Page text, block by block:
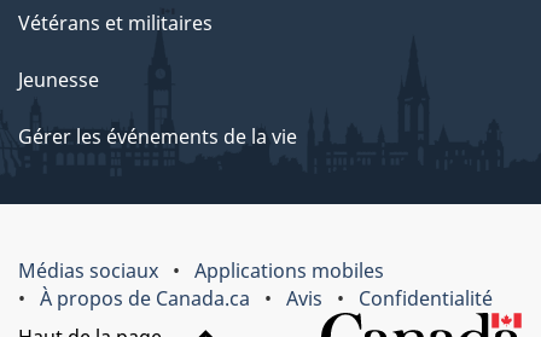
Vétérans et militaires
Jeunesse
Gérer les événements de la vie
Médias sociaux
Applications mobiles
À propos de Canada.ca
Avis
Confidentialité